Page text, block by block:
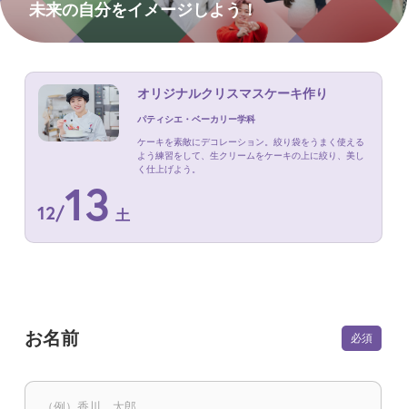
未来の自分をイメージしよう！
12/13 土
オリジナルクリスマスケーキ作り
パティシエ・ベーカリー学科
ケーキを素敵にデコレーション。絞り袋をうまく使える
よう練習をして、生クリームをケーキの上に絞り、美し
く仕上げよう。
お名前